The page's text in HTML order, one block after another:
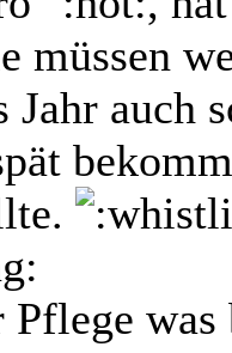
müssen
auch
was